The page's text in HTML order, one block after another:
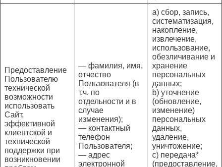
Предоставление
Пользователю
технической
возможности
использовать
Сайт,
эффективной
клиентской и
технической
поддержки при
возникновении
— фамилия, имя,
отчество
Пользователя (в
т.ч. по
отдельности и в
случае
изменения);
— контактный
телефон
Пользователя;
— адрес
электронной
a) сбор, запись,
систематизация,
накопление,
извлечение,
использование,
обезличивание и
хранение
персональных
данных;
b) уточнение
(обновление,
изменение)
персональных
данных,
удаление,
уничтожение;
c) передача*
(предоставление,